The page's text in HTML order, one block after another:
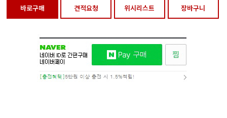
업/임업/해양측정기
도계/물리/물성측정기
바로구매 견적요청 위시리스트 장바구니